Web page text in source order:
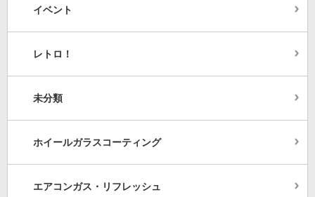
イベント
レトロ！
未分類
ホイールガラスコーティング
エアコンガス・リフレッシュ